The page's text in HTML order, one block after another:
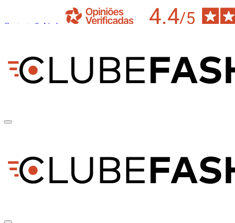
Contacto & Ajuda